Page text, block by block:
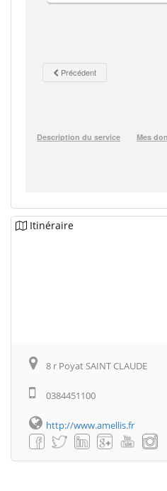
Itinéraire
8 r Poyat SAINT CLAUDE
0384451100
http://www.amellis.fr